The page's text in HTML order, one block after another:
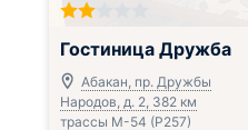
Гостиница Дружба
Абакан, пр. Дружбы
Народов, д. 2, 382 км
трассы М-54 (Р257)